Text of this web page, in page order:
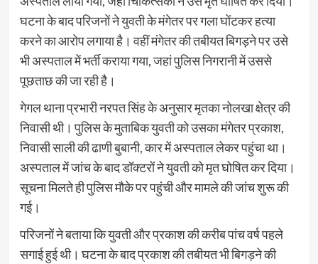
घटना के बाद परिजनों ने युवती के मंगेतर पर गला घोंटकर हत्या
करने का आरोप लगाया है। वहीं मंगेतर की तबीयत बिगड़ने पर उसे
भी अस्पताल में भर्ती कराया गया, जहां पुलिस निगरानी में उससे
पूछताछ की जा रही है।
गेगल थाना प्रभारी नरपत सिंह के अनुसार मृतका नोलखा क्षेत्र की
निवासी थी। पुलिस के मुताबिक युवती को उसका मंगेतर प्रकाश,
निवासी साली की ढाणी बुबानी, कार में अस्पताल लेकर पहुंचा था।
अस्पताल में जांच के बाद डॉक्टरों ने युवती को मृत घोषित कर दिया।
सूचना मिलते ही पुलिस मौके पर पहुंची और मामले की जांच शुरू की
गई।
परिजनों ने बताया कि युवती और प्रकाश की करीब पांच वर्ष पहले
सगाई हुई थी। घटना के बाद प्रकाश की तबीयत भी बिगड़ने की